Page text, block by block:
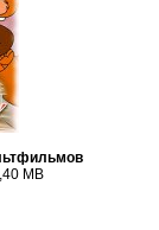
MB